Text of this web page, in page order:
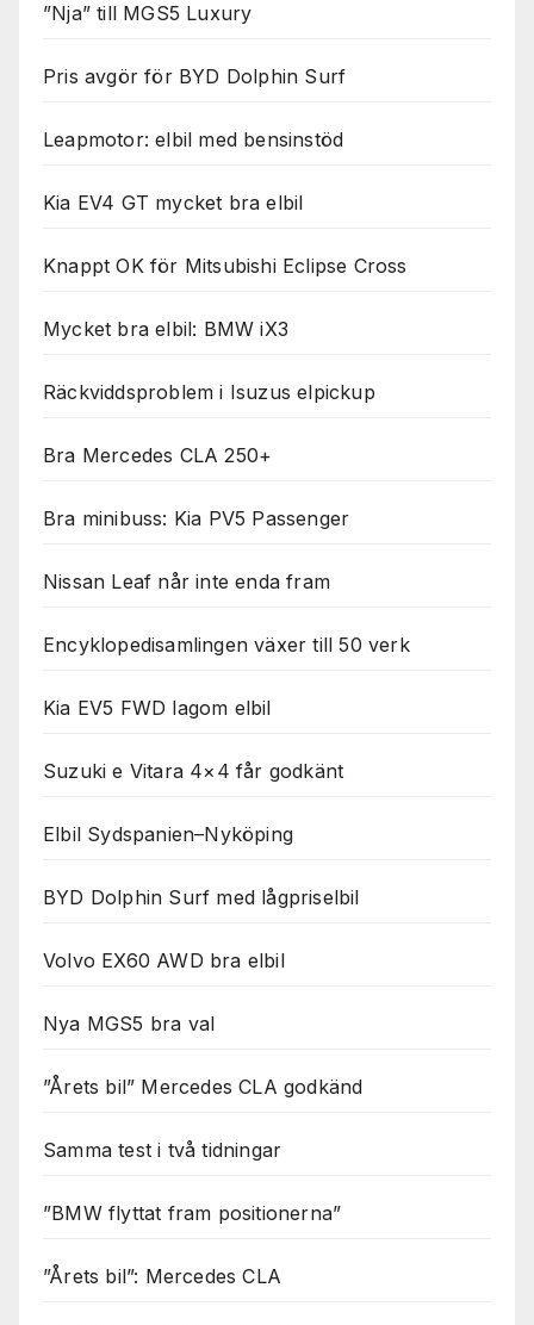
”Nja” till MGS5 Luxury
Pris avgör för BYD Dolphin Surf
Leapmotor: elbil med bensinstöd
Kia EV4 GT mycket bra elbil
Knappt OK för Mitsubishi Eclipse Cross
Mycket bra elbil: BMW iX3
Räckviddsproblem i Isuzus elpickup
Bra Mercedes CLA 250+
Bra minibuss: Kia PV5 Passenger
Nissan Leaf når inte enda fram
Encyklopedisamlingen växer till 50 verk
Kia EV5 FWD lagom elbil
Suzuki e Vitara 4×4 får godkänt
Elbil Sydspanien–Nyköping
BYD Dolphin Surf med lågpriselbil
Volvo EX60 AWD bra elbil
Nya MGS5 bra val
”Årets bil” Mercedes CLA godkänd
Samma test i två tidningar
”BMW flyttat fram positionerna”
”Årets bil”: Mercedes CLA